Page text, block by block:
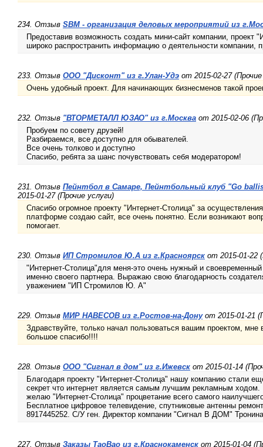
234. Отзыв SBM - организация деловых мероприятий из
Предоставив возможность создать мини-сайт компании, проект
широко распространить информацию о деятельности компании,
233. Отзыв ООО "Дисконт" из г.Улан-Удэ от 2015-02-27 (Прочие
Очень удобный проект. Для начинающих бизнесменов такой
232. Отзыв "ВТОРМЕТАЛЛ ЮЗАО" из г.Москва от 2015-02-06
Пробуем по совету друзей!
Разбираемся, все доступно для обывателей.
Все очень толково и доступно
Спасибо, ребята за шанс почувствовать себя модератором!
231. Отзыв Пейнтбол в Самаре, Пейнтбольный клуб "Go
2015-01-27 (Прочие услуги)
Спасибо огромное проекту "Интернет-Столица" за
платформе создаю сайт, все очень понятно. Если возникают
помогает.
230. Отзыв ИП Стромилов Ю.А из г.Красноярск от 2015-01-22
"Интернет-Столица"для меня-это очень нужный и
именно своего партнера. Выражаю свою благодарность
уважением "ИП Стромилов Ю. А"
229. Отзыв МИР НАВЕСОВ из г.Ростов-на-Донуот 2015-01-21
Здравствуйте, только начал пользоваться вашим проектом, мне
большое спасибо!!!!
228. Отзыв ООО "Сигнал в дом" из г.Ижевск от 2015-01-14
Благодаря проекту "Интернет-Столица" нашу компанию стали
секрет что интернет является самым лучшим рекламным ходом.
желаю "Интернет-Столица" процветание всего самого
Бесплатное цифровое телевидение, спутниковые антенны
8917445252. С/У ген. Директор компании "Сигнал В ДОМ"
227. Отзыв Заказы TaoBao из г.Краснокаменск от 2015-01-04